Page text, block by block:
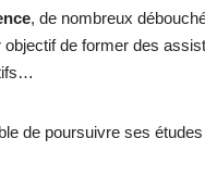
, de nombreux
de former des
de poursuivre ses